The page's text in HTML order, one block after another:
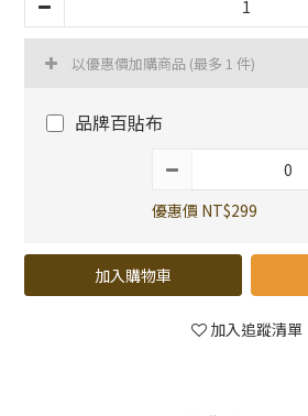
以優惠價加購商品 (最多 1 件)
品牌百貼布
優惠價 NT$299
加入購物車
加入追蹤清單